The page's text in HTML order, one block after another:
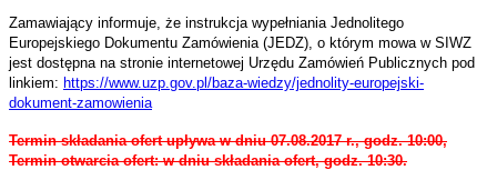
Zamawiający informuje, że instrukcja wypełniania Jednolitego
Europejskiego Dokumentu Zamówienia (JEDZ), o którym mowa w SIWZ
jest dostępna na stronie internetowej Urzędu Zamówień Publicznych pod
linkiem: https://www.uzp.gov.pl/baza-wiedzy/jednolity-europejski-
dokument-zamowienia
Termin składania ofert upływa w dniu 07.08.2017 r., godz. 10:00,
Termin otwarcia ofert: w dniu składania ofert, godz. 10:30.